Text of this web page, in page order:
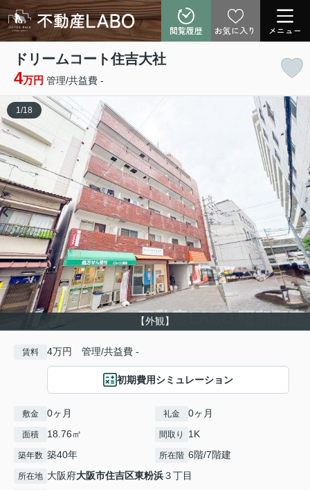
閲覧履歴 お気に入り メニュー
ドリームコート住吉大社
4万円 管理/共益費 -
【外観】
1 /18
賃料 4万円 管理/共益費 -
初期費用シミュレーション
敷金 0ヶ月 礼金 0ヶ月
面積 18.76㎡ 間取り 1K
築年数 築40年 所在階 6階/7階建
所在地 大阪府大阪市住吉区東粉浜３丁目